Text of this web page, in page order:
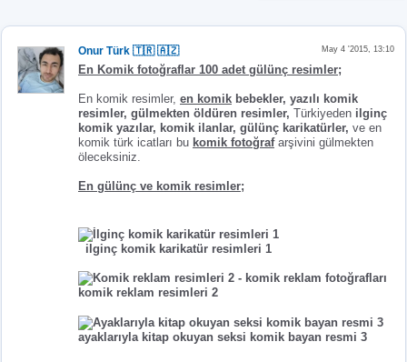
Onur Türk 🇹🇷 🇦🇿 May 4 '2015, 13:10
En Komik fotoğraflar 100 adet gülünç resimler;
En komik resimler, en komik bebekler, yazılı komik
resimler, gülmekten öldüren resimler, Türkiyeden ilginç
komik yazılar, komik ilanlar, gülünç karikatürler, ve en
komik türk icatları bu komik fotoğrafarşivini gülmekten
öleceksiniz.
En gülünç ve komik resimler;
ilginç komik karikatür resimleri 1
komik reklam resimleri 2
ayaklarıyla kitap okuyan seksi komik bayan resmi 3